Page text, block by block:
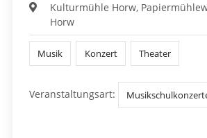
Kulturmühle Horw,
Horw
Musik Konzert Theater
Veranstaltungsart: